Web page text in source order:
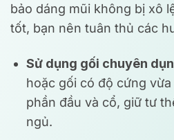
bảo dáng mũi không bị xô
tốt, bạn nên tuân thủ các
Sử dụng gối chuyên
hoặc gối có độ cứng
phần đầu và cổ, giữ tư
ngủ.